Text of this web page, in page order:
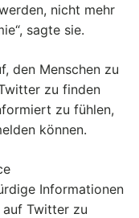
nicht mehr
sagte sie.
den Menschen zu
zu finden
zu fühlen,
können.
Informationen
auf Twitter zu